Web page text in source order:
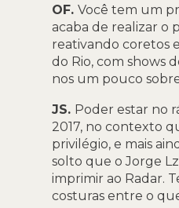
OF. Você tem um
acaba de realizar o
reativando coretos
do Rio, com shows
nos um pouco
JS. Poder estar no
2017, no contexto
privilégio, e mais
solto que o Jorge
imprimir ao Radar.
costuras entre o